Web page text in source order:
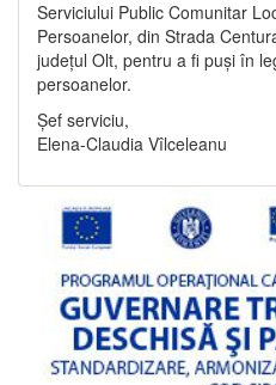
Serviciului Public Comunitar
Persoanelor, din Strada
județul Olt, pentru a fi puși în
persoanelor.
Șef serviciu,
Elena-Claudia Vîlceleanu